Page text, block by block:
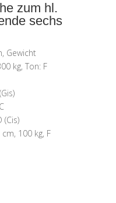
zum hl.
sechs
Gewicht
kg, Ton: F
(Cis)
100 kg, F